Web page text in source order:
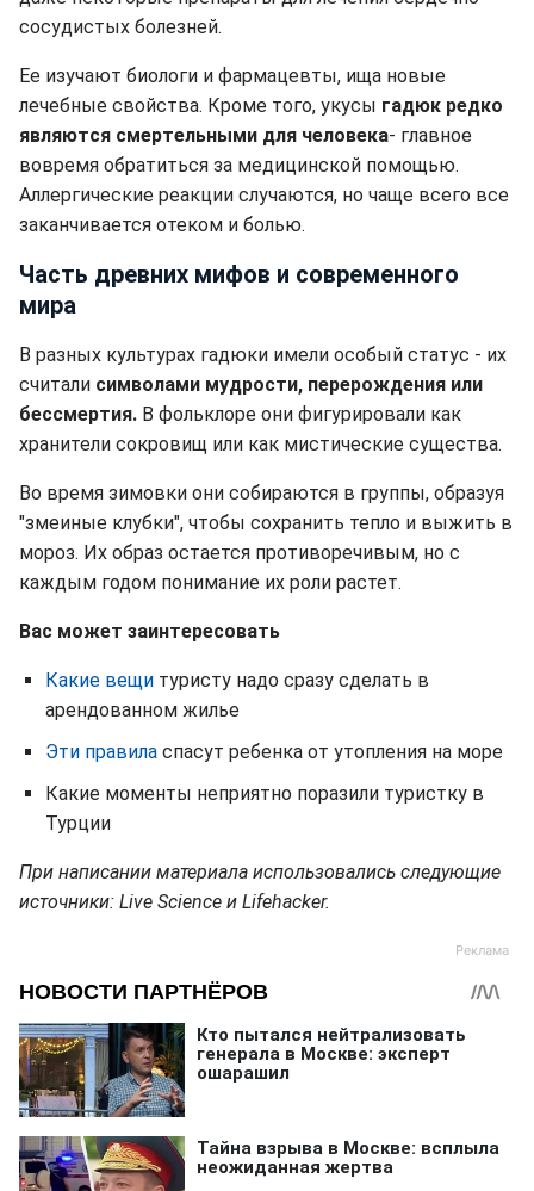
сосудистых болезней.
Ее изучают биологи и фармацевты, ища новые
лечебные свойства. Кроме того, укусы гадюк редко
являются смертельными для человека- главное
вовремя обратиться за медицинской помощью.
Аллергические реакции случаются, но чаще всего все
заканчивается отеком и болью.
Часть древних мифов и современного
мира
В разных культурах гадюки имели особый статус - их
считали символами мудрости, перерождения или
бессмертия. В фольклоре они фигурировали как
хранители сокровищ или как мистические существа.
Во время зимовки они собираются в группы, образуя
"змеиные клубки", чтобы сохранить тепло и выжить в
мороз. Их образ остается противоречивым, но с
каждым годом понимание их роли растет.
Вас может заинтересовать
Какие вещи туристу надо сразу сделать в
арендованном жилье
Эти правила спасут ребенка от утопления на море
Какие моменты неприятно поразили туристку в
Турции
При написании материала использовались следующие
источники: Live Science и Lifehacker.